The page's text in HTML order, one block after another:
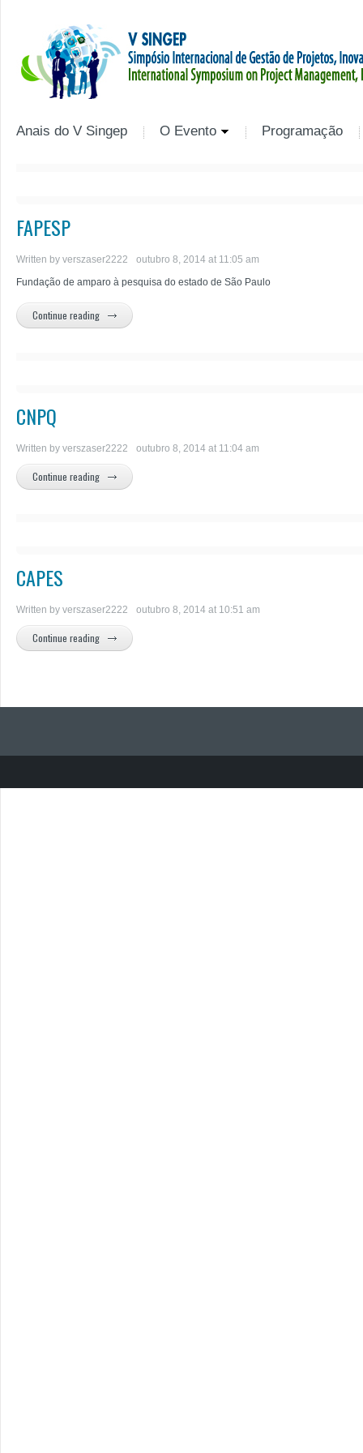
Anais do V Singep O Evento Programação
FAPESP
Written by verszaser2222
outubro 8, 2014 at 11:05 am
Fundação de amparo à pesquisa do estado de São Paulo
Continue reading
CNPQ
Written by verszaser2222 outubro 8, 2014 at 11:04 am
Continue reading
CAPES
Written by verszaser2222 outubro 8, 2014 at 10:51 am
Continue reading